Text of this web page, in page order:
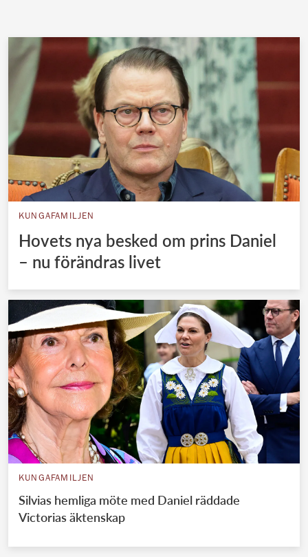
KUNGAFAMILJEN
Hovets nya besked om prins Daniel
– nu förändras livet
KUNGAFAMILJEN
Silvias hemliga möte med Daniel räddade
Victorias äktenskap